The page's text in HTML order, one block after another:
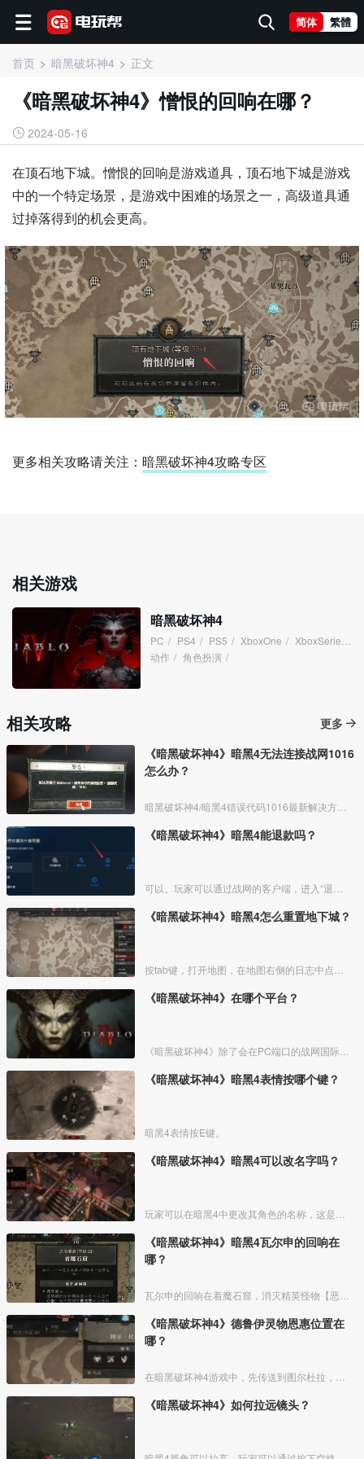
简体 繁體
首页 暗黑破坏神4 正文
《暗黑破坏神4》憎恨的回响在哪？
2024-05-16
在顶石地下城。憎恨的回响是游戏道具，顶石地下城是游戏
中的一个特定场景，是游戏中困难的场景之一，高级道具通
过掉落得到的机会更高。
更多相关攻略请关注： 暗黑破坏神4攻略专区
相关游戏
暗黑破坏神4
PC / PS4 / PS5 / XboxOne / XboxSeries
动作 / 角色扮演 /
相关攻略
更多
《暗黑破坏神4》暗黑4无法连接战网1016
怎么办？
《暗黑破坏神4》暗黑4能退款吗？
《暗黑破坏神4》暗黑4怎么重置地下城？
《暗黑破坏神4》在哪个平台？
《暗黑破坏神4》暗黑4表情按哪个键？
暗黑4表情按E键。
《暗黑破坏神4》暗黑4可以改名字吗？
《暗黑破坏神4》暗黑4瓦尔申的回响在
哪？
《暗黑破坏神4》德鲁伊灵物恩惠位置在
哪？
《暗黑破坏神4》如何拉远镜头？